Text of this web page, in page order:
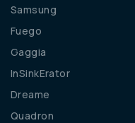
Samsung
Fuego
Gaggia
InSinkErator
Dreame
Quadron